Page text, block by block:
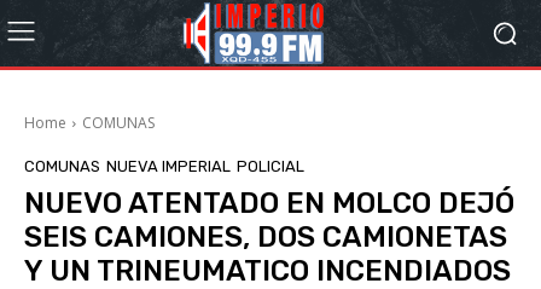
Home COMUNAS
COMUNAS NUEVA IMPERIAL POLICIAL
NUEVO ATENTADO EN MOLCO DEJÓ
SEIS CAMIONES, DOS CAMIONETAS
Y UN TRINEUMATICO INCENDIADOS